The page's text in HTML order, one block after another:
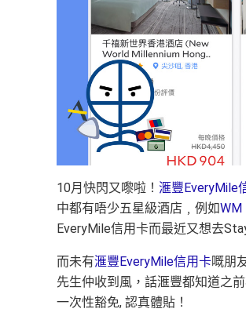
10月快閃又嚟啦！ 滙豐EveryMile
中都有唔少五星級酒店﹐例如WM
EveryMile信用卡而最近又想去
而未有滙豐EveryMile信用卡嘅朋
先生仲收到風，話滙豐都知道之
一次性豁免, 認真體貼！